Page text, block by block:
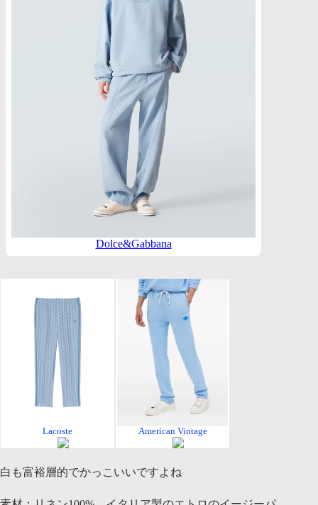
Dolce&Gabbana
Lacoste American Vintage
白も富裕層的でかっこいいですよね